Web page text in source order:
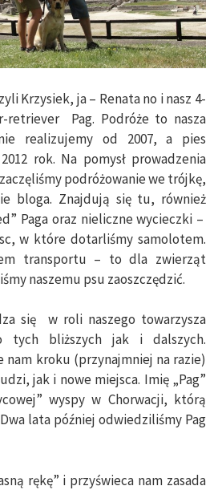
ja – Renata no i nasz 4-
retriever Pag. Podróże to nasza
realizujemy od 2007, a pies
rok. Na pomysł prowadzenia
podróżowanie we trójkę,
bloga. Znajdują się tu, również
Paga oraz nieliczne wycieczki –
w które dotarliśmy samolotem.
transportu – to dla zwierząt
naszemu psu zaoszczędzić.
się w roli naszego towarzysza
tych bliższych jak i dalszych.
nam kroku (przynajmniej na razie)
jak i nowe miejsca. Imię „Pag”
wyspy w Chorwacji, którą
lata później odwiedziliśmy Pag
rękę” i przyświeca nam zasada